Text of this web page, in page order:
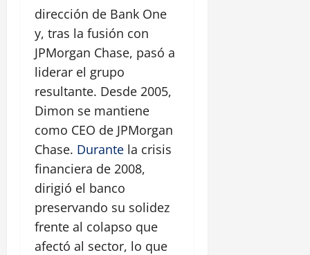
dirección de Bank One
y, tras la fusión con
JPMorgan Chase, pasó a
liderar el grupo
resultante. Desde 2005,
Dimon se mantiene
como CEO de JPMorgan
Chase. Durante la crisis
financiera de 2008,
dirigió el banco
preservando su solidez
frente al colapso que
afectó al sector, lo que